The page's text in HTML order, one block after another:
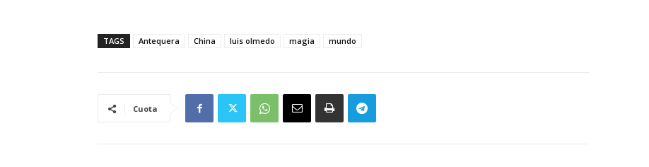
TAGS Antequera China luis olmedo magia mundo
Cuota